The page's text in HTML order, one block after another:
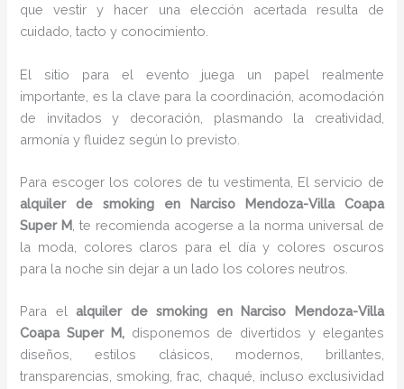
que vestir y hacer una elección acertada resulta de
cuidado, tacto y conocimiento.
El sitio para el evento juega un papel realmente
importante, es la clave para la coordinación, acomodación
de invitados y decoración, plasmando la creatividad,
armonía y fluidez según lo previsto.
Para escoger los colores de tu vestimenta, El servicio de
alquiler de smoking en Narciso Mendoza-Villa Coapa
Super M , te recomienda acogerse a la norma universal de
la moda, colores claros para el día y colores oscuros
para la noche sin dejar a un lado los colores neutros.
Para elalquiler de smoking
en Narciso Mendoza-Villa
Coapa Super M, disponemos de divertidos y elegantes
diseños, estilos clásicos, modernos, brillantes,
transparencias, smoking, frac, chaqué, incluso exclusividad